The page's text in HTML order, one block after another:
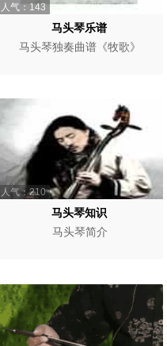
人气：143
马头琴乐谱
马头琴独奏曲谱《牧歌》
人气：210
马头琴知识
马头琴简介